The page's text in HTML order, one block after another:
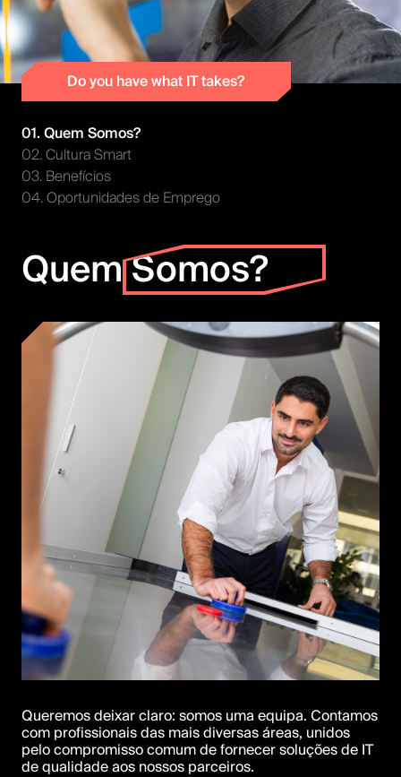
Do you have what IT takes?
01. Quem Somos?
02. Cultura Smart
03. Benefícios
04. Oportunidades de Emprego
Quem Somos?
Queremos deixar claro: somos uma equipa. Contamos
com profissionais das mais diversas áreas, unidos
pelo compromisso comum de fornecer soluções de IT
de qualidade aos nossos parceiros.